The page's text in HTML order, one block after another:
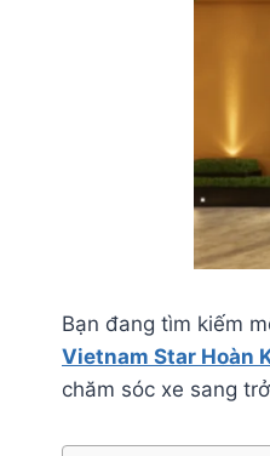
Bạn đang tìm kiếm
Vietnam Star Hoàn
chăm sóc xe sang